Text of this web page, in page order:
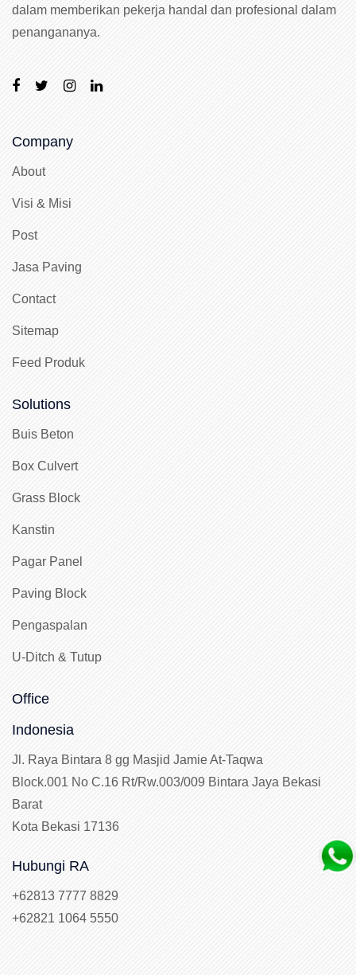
dalam memberikan pekerja handal dan profesional dalam
penangananya.
Company
About
Visi & Misi
Post
Jasa Paving
Contact
Sitemap
Feed Produk
Solutions
Buis Beton
Box Culvert
Grass Block
Kanstin
Pagar Panel
Paving Block
Pengaspalan
U-Ditch & Tutup
Office
Indonesia
Jl. Raya Bintara 8 gg Masjid Jamie At-Taqwa
Block.001 No C.16 Rt/Rw.003/009 Bintara Jaya Bekasi
Barat
Kota Bekasi 17136
Hubungi RA
+62813 7777 8829
+62821 1064 5550